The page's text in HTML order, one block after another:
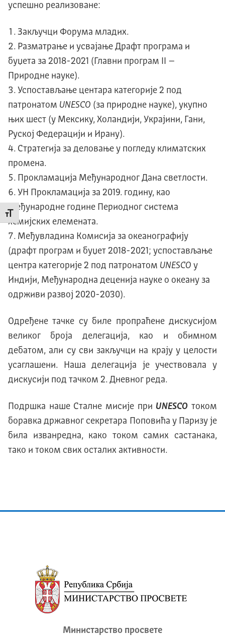
Промени величину слова
успешно реализоване:
Закључци Форума младих.
Разматрање и усвајање Драфт програма и
буџета за 2018-2021 (Главни програм II –
Природне науке).
Успостављање центара категорије 2 под
патронатом UNESCO (за природне науке), укупно
њих шест (у Мексику, Холандији, Украјини, Гани,
Руској Федерацији и Ирану).
Стратегија за деловање у погледу климатских
промена.
Прокламација Међународног Дана светлости.
УН Прокламација за 2019. годину, као
Међународне године Периодног система
хемијских елемената.
Међувладина Комисија за океанографију
(драфт програм и буџет 2018-2021; успостављање
центра категорије 2 под патронатом UNESCO у
Индији, Међународна деценија науке о океану за
одрживи развој 2020-2030).
Одређене тачке су биле пропраћене дискусијом
великог броја делегација, као и обимном
дебатом, али су сви закључци на крају у целости
усаглашени. Наша делегација је учествовала у
дискусији под тачком 2. Дневног реда.
Подршка наше Сталне мисије при UNESCO током
боравка државног секретара Поповића у Паризу је
била изванредна, како током самих састанака,
тако и током свих осталих активности.
Министарство просвете